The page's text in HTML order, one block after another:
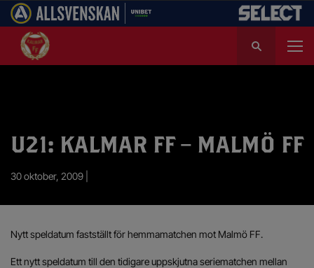
k
U21: KALMAR FF – MALMÖ FF
30 oktober, 2009 |
Nytt speldatum fastställt för hemmamatchen mot Malmö FF.
Ett nytt speldatum till den tidigare uppskjutna seriematchen mellan